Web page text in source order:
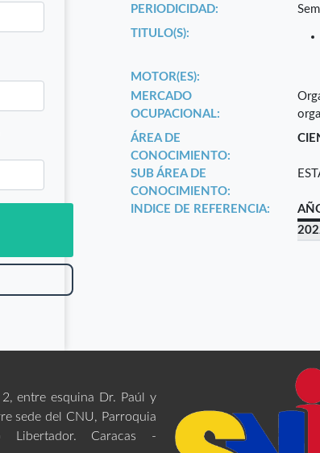
PERIODICIDAD:
TITULO(S):
MOTOR(ES):
MERCADO
OCUPACIONAL:
ÁREA DE
CONOCIMIENTO:
SUB ÁREA DE
CONOCIMIENTO:
INDICE DE REFERENCIA:
2, entre esquina Dr. Paúl y
sede del CNU, Parroquia
Libertador. Caracas -